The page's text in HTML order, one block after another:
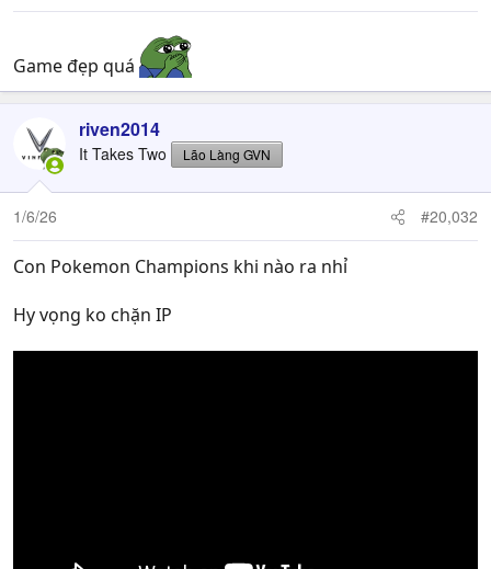
Game đẹp quá
riven2014
It Takes Two Lão Làng GVN
1/6/26 #20,032
Con Pokemon Champions khi nào ra nhỉ
Hy vọng ko chặn IP